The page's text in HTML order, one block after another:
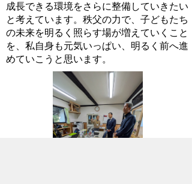
成長できる環境をさらに整備していきたい
と考えています。秩父の力で、子どもたち
の未来を明るく照らす場が増えていくこと
を、私自身も元気いっぱい、明るく前へ進
めていこうと思います。